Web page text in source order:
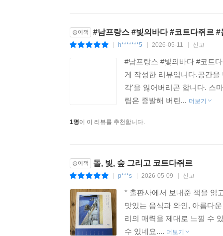
종이책 #남프랑스 #빛의바다 #코트다쥐르
h*******5 2026-05-11 신고
#남프랑스 #빛의바다 #코트
게 작성한 리뷰입니다.공간
각'을 잃어버리곤 합니다. 스
림은 증발해 버린... 더보기
1명이 이 리뷰를 추천합니다.
종이책 돌, 빛, 숲 그리고 코트다쥐르
p***s 2026-05-09 신고
* 출판사에서 보내준 책을 읽
맛있는 음식과 와인, 아름다
리의 매력을 제대로 느낄 수
수 있네요.... 더보기